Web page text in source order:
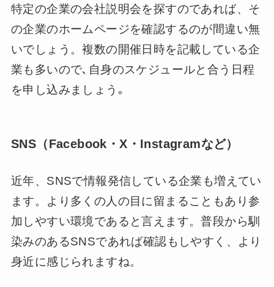
特定の企業の会社説明会を探すのであれば、そ
の企業のホームページを確認するのが間違い無
いでしょう。複数の開催日時を記載している企
業も多いので､自身のスケジュールと合う日程
を申し込みましょう｡
SNS（Facebook・X・Instagramなど）
近年、SNSで情報発信している企業も増えてい
ます。より多くの人の目に留まることもあり参
加しやすい環境であると言えます。普段から馴
染みのあるSNSであれば確認もしやすく、より
身近に感じられますね。